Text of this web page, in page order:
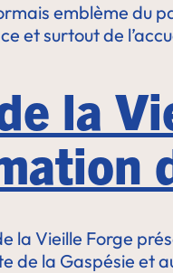
emblème du
et surtout de
la
la Vieille Forge
de la Gaspésie et